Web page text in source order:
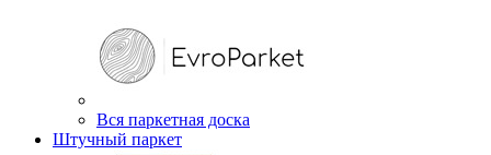
Вся паркетная доска
Штучный паркет